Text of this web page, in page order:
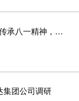
​易方达集团工会开展“传承八一精神，赓续红色血脉”致敬退伍军人主题活动
集团公司调研